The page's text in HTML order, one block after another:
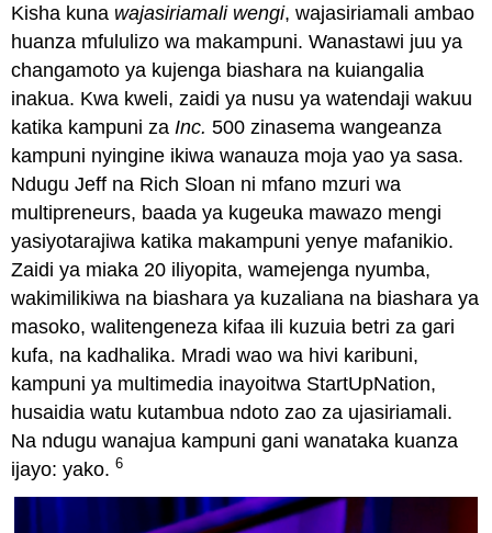
Kisha kuna wajasiriamali wengi, wajasiriamali ambao
huanza mfululizo wa makampuni. Wanastawi juu ya
changamoto ya kujenga biashara na kuiangalia
inakua. Kwa kweli, zaidi ya nusu ya watendaji wakuu
katika kampuni za Inc. 500 zinasema wangeanza
kampuni nyingine ikiwa wanauza moja yao ya sasa.
Ndugu Jeff na Rich Sloan ni mfano mzuri wa
multipreneurs, baada ya kugeuka mawazo mengi
yasiyotarajiwa katika makampuni yenye mafanikio.
Zaidi ya miaka 20 iliyopita, wamejenga nyumba,
wakimilikiwa na biashara ya kuzaliana na biashara ya
masoko, walitengeneza kifaa ili kuzuia betri za gari
kufa, na kadhalika. Mradi wao wa hivi karibuni,
kampuni ya multimedia inayoitwa StartUpNation,
husaidia watu kutambua ndoto zao za ujasiriamali.
Na ndugu wanajua kampuni gani wanataka kuanza
ijayo: yako.6